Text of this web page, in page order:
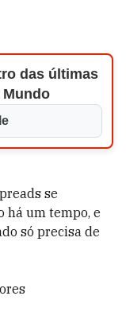
das últimas
se
há um tempo, e
só precisa de